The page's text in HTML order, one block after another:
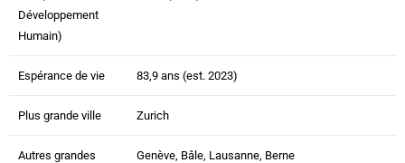
Développement
Humain)
Espérance de vie 83,9 ans (est. 2023)
Plus grande ville Zurich
Autres grandes
Genève, Bâle, Lausanne, Berne